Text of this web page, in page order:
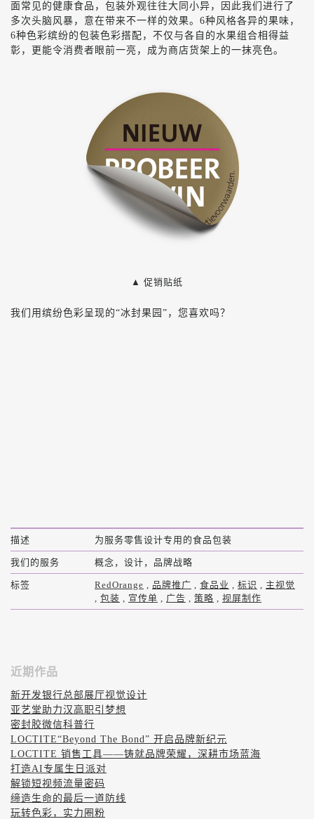
面常见的健康食品，包装外观往往大同小异，因此我们进行了
多次头脑风暴，意在带来不一样的效果。6种风格各异的果味，
6种色彩缤纷的包装色彩搭配，不仅与各自的水果组合相得益
彰，更能令消费者眼前一亮，成为商店货架上的一抹亮色。
▲ 促销贴纸
我们用缤纷色彩呈现的“冰封果园”，您喜欢吗？
描述 为服务零售设计专用的食品包装
我们的服务 概念，设计，品牌战略
标签 RedOrange 品牌推广 食品业 标识
主视觉
包装 宣传单 广告 策略 视屏制作
近期作品
新开发银行总部展厅视觉设计
亚艺堂助力汉高职引梦想
密封胶微信科普行
LOCTITE“Beyond The Bond” 开启品牌新纪元
LOCTITE 销售工具——铸就品牌荣耀，深耕市场蓝海
打造AI专属生日派对
解锁短视频流量密码
缔造生命的最后一道防线
玩转色彩，实力圈粉